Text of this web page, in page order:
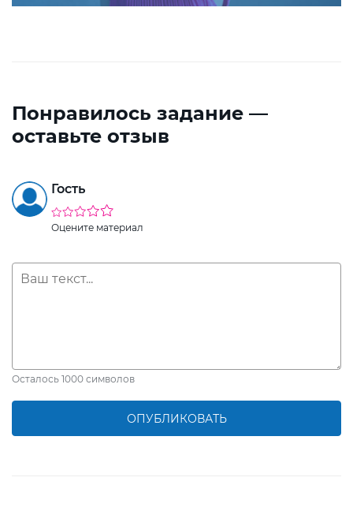
Понравилось задание —
оставьте отзыв
Гость
Оцените материал
Осталось 1000 символов
ОПУБЛИКОВАТЬ